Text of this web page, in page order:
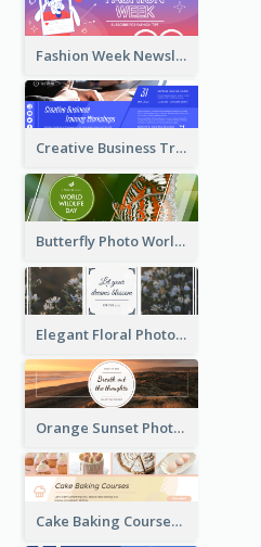
Fashion Week Newsletter Email Header
Creative Business Training Email Header
Butterfly Photo World Wildlife Day Email Header
Elegant Floral Photo Blossom Spring Email Header
Orange Sunset Photo Enjoy Sunset Email Header
Cake Baking Courses Email Header